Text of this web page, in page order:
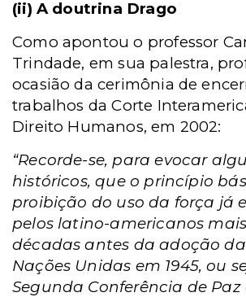
(ii) A doutrina Drago
Como apontou o professor
Trindade, em sua palestra,
ocasião da cerimônia de
trabalhos da Corte
Direito Humanos, em 2002:
“Recorde-se, para evocar
históricos, que o princípio
proibição do uso da força já
pelos latino-americanos
décadas antes da adoção
Nações Unidas em 1945, ou
Segunda Conferência de Paz